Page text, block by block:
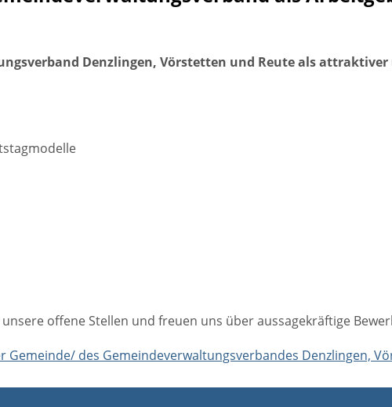
Denzlingen, Vörstetten und Reute als
offene Stellen und freuen uns über aussagekräftige
des Gemeindeverwaltungsverbandes Denzlingen,